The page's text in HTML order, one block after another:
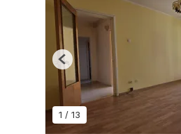
1 / 13
Previous